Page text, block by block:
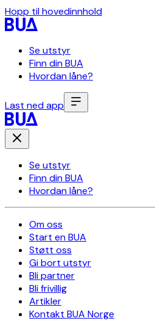
Hopp til hovedinnhold
Se utstyr
Finn din BUA
Hvordan låne?
Last ned app
Se utstyr
Finn din BUA
Hvordan låne?
Om oss
Start en BUA
Støtt oss
Gi bort utstyr
Bli partner
Bli frivillig
Artikler
Kontakt BUA Norge